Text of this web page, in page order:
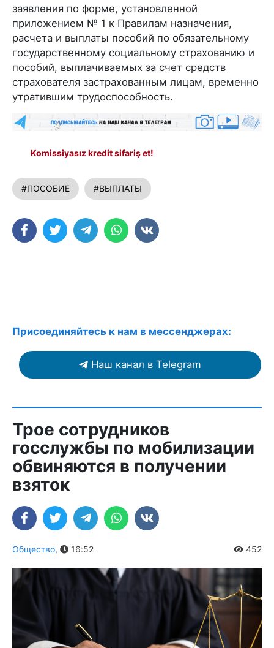
заявления по форме, установленной
приложением № 1 к Правилам назначения,
расчета и выплаты пособий по обязательному
государственному социальному страхованию и
пособий, выплачиваемых за счет средств
страхователя застрахованным лицам, временно
утратившим трудоспособность.
Komissiyasız kredit sifariş et!
#ПОСОБИЕ #ВЫПЛАТЫ
Присоединяйтесь к нам в мессенджерах:
Наш канал в Telegram
Трое сотрудников
госслужбы по мобилизации
обвиняются в получении
взяток
Общество, 16:52 452